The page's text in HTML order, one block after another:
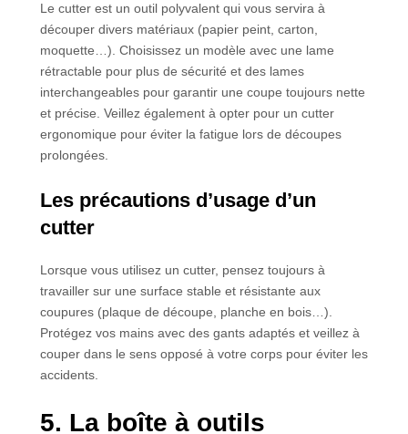
Le cutter est un outil polyvalent qui vous servira à
découper divers matériaux (papier peint, carton,
moquette…). Choisissez un modèle avec une lame
rétractable pour plus de sécurité et des lames
interchangeables pour garantir une coupe toujours nette
et précise. Veillez également à opter pour un cutter
ergonomique pour éviter la fatigue lors de découpes
prolongées.
Les précautions d’usage d’un
cutter
Lorsque vous utilisez un cutter, pensez toujours à
travailler sur une surface stable et résistante aux
coupures (plaque de découpe, planche en bois…).
Protégez vos mains avec des gants adaptés et veillez à
couper dans le sens opposé à votre corps pour éviter les
accidents.
5. La boîte à outils